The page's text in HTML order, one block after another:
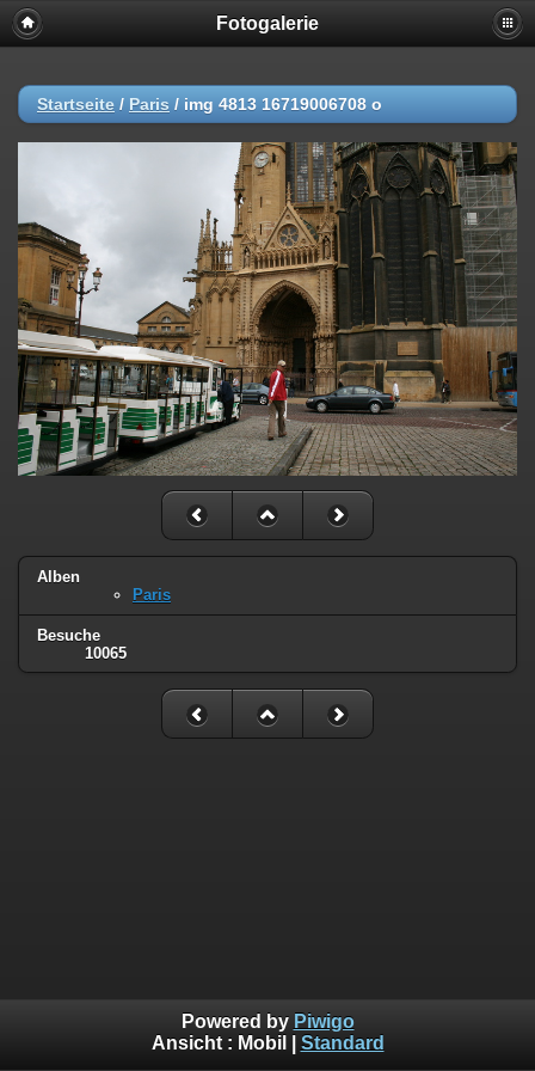
Fotogalerie
Startseite / Paris / img 4813 16719006708 o
Alben
Paris
Besuche
10065
Powered by Piwigo
Ansicht : Mobil Standard